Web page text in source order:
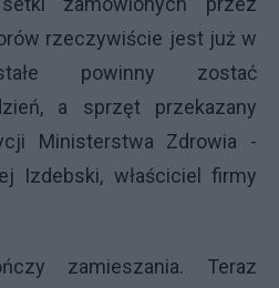
rzeczywiście jest już w
powinny zostać
a sprzęt przekazany
Ministerstwa Zdrowia -
Izdebski, właściciel firmy
zamieszania. Teraz